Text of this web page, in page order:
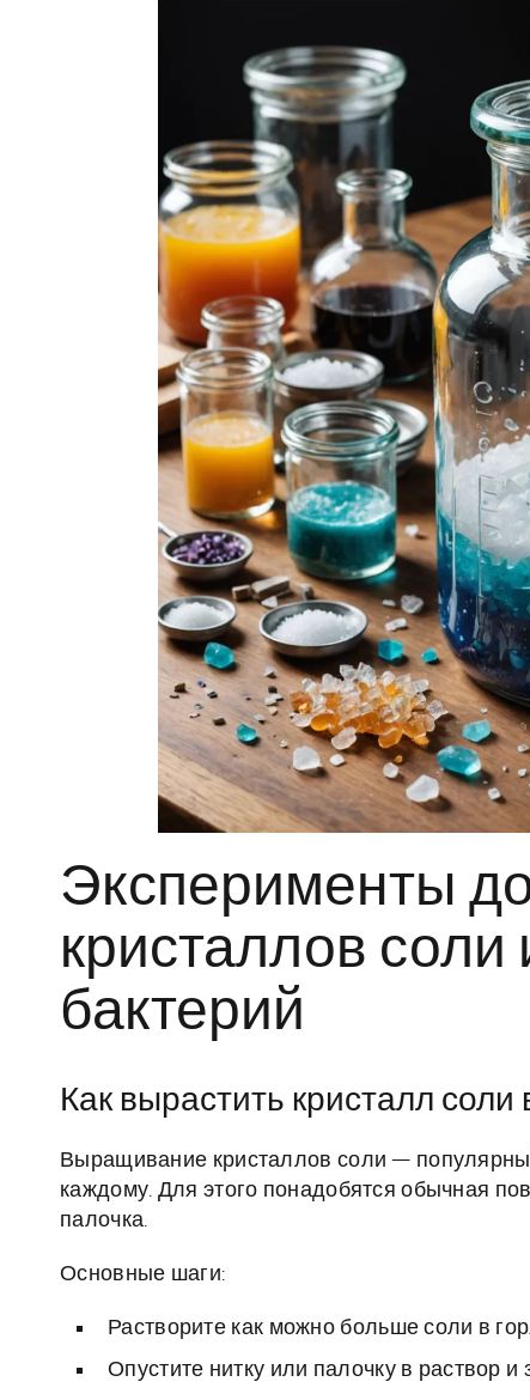
Эксперименты
кристаллов
бактерий
Как вырастить кристалл
Выращивание кристаллов соли —
каждому. Для этого понадобятся обычная
палочка.
Основные шаги:
Растворите как можно больше соли в
Опустите нитку или палочку в раствор и